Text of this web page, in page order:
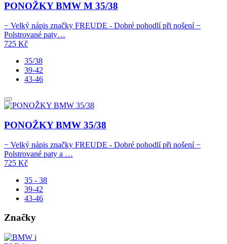
PONOŽKY BMW M 35/38
− Velký nápis značky FREUDE - Dobré pohodlí při nošení −
Polstrované paty…
725 Kč
35/38
39-42
43-46
PONOŽKY BMW 35/38
− Velký nápis značky FREUDE - Dobré pohodlí při nošení −
Polstrované paty a …
725 Kč
35 - 38
39-42
43-46
Značky